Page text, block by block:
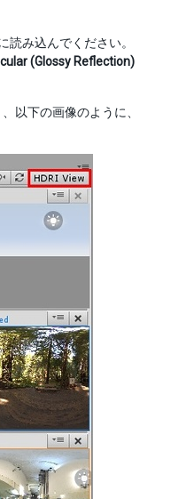
読み込んでください。
(Glossy Reflection)
以下の画像のように、